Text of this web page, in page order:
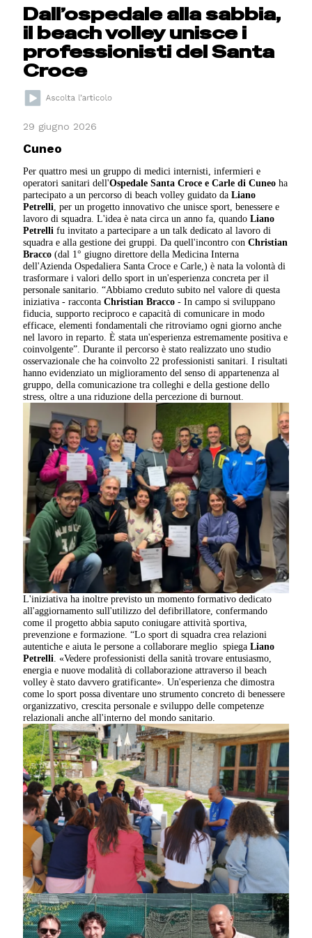
Dall’ospedale alla sabbia,
il beach volley unisce i
professionisti del Santa
Croce
29 giugno 2026
Cuneo
Per quattro mesi un gruppo di medici internisti, infermieri e
operatori sanitari dell'Ospedale Santa Croce e Carle di Cuneo ha
partecipato a un percorso di beach volley guidato daLiano
Petrelli, per un progetto innovativo che unisce sport, benessere e
lavoro di squadra. L'idea è nata circa un anno fa, quandoLiano
Petrelli fu invitato a partecipare a un talk dedicato al lavoro di
squadra e alla gestione dei gruppi. Da quell'incontro conChristian
Bracco (dal 1° giugno direttore della Medicina Interna
dell'Azienda Ospedaliera Santa Croce e Carle,) è nata la volontà di
trasformare i valori dello sport in un'esperienza concreta per il
personale sanitario. “Abbiamo creduto subito nel valore di questa
iniziativa - raccontaChristian Bracco - In campo si sviluppano
fiducia, supporto reciproco e capacità di comunicare in modo
efficace, elementi fondamentali che ritroviamo ogni giorno anche
nel lavoro in reparto. È stata un'esperienza estremamente positiva e
coinvolgente”. Durante il percorso è stato realizzato uno studio
osservazionale che ha coinvolto 22 professionisti sanitari. I risultati
hanno evidenziato un miglioramento del senso di appartenenza al
gruppo, della comunicazione tra colleghi e della gestione dello
stress, oltre a una riduzione della percezione di burnout.
L'iniziativa ha inoltre previsto un momento formativo dedicato
all'aggiornamento sull'utilizzo del defibrillatore, confermando
come il progetto abbia saputo coniugare attività sportiva,
prevenzione e formazione. “Lo sport di squadra crea relazioni
autentiche e aiuta le persone a collaborare meglio spiegaLiano
Petrelli . «Vedere professionisti della sanità trovare entusiasmo,
energia e nuove modalità di collaborazione attraverso il beach
volley è stato davvero gratificante». Un'esperienza che dimostra
come lo sport possa diventare uno strumento concreto di benessere
organizzativo, crescita personale e sviluppo delle competenze
relazionali anche all'interno del mondo sanitario.